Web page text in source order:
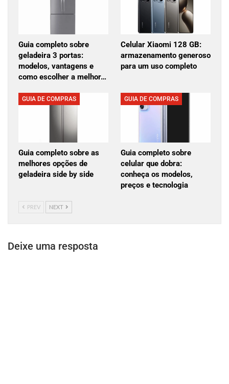
Guia completo sobre
geladeira 3 portas:
modelos, vantagens e
como escolher a melhor…
Celular Xiaomi 128 GB:
armazenamento generoso
para um uso completo
GUIA DE COMPRAS
Guia completo sobre as
melhores opções de
geladeira side by side
GUIA DE COMPRAS
Guia completo sobre
celular que dobra:
conheça os modelos,
preços e tecnologia
PREV NEXT
Deixe uma resposta